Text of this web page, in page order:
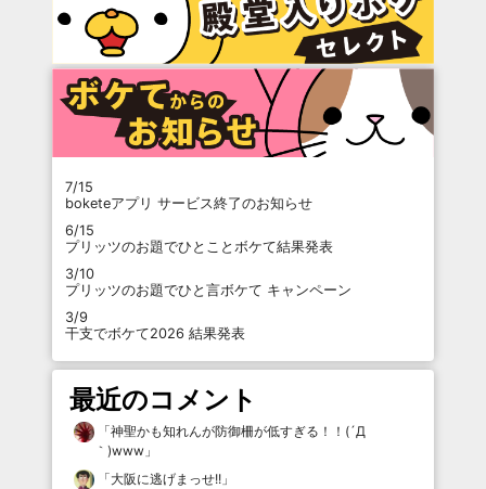
7/15
boketeアプリ サービス終了のお知らせ
6/15
プリッツのお題でひとことボケて結果発表
3/10
プリッツのお題でひと言ボケて キャンペーン
3/9
干支でボケて2026 結果発表
最近のコメント
「神聖かも知れんが防御柵が低すぎる！！(´Д
｀)www 」
「大阪に逃げまっせ!! 」